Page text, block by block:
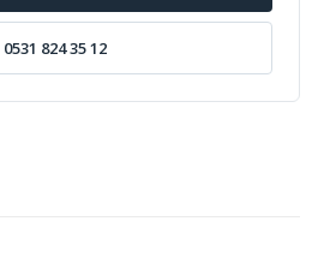
0531 824 35 12